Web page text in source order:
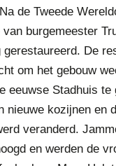
de Tweede
burgemeester
gerestaureerd. De
om het gebouw
eeuwse Stadhuis te
nieuwe kozijnen en
veranderd.
en werden de